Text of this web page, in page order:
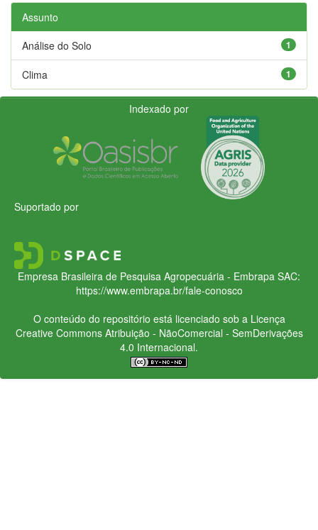
Assunto
1
Análise do Solo
1
Clima
Indexado por
Suportado por
Empresa Brasileira de Pesquisa Agropecuária - Embrapa SAC:
https://www.embrapa.br/fale-conosco
O conteúdo do repositório está licenciado sob a Licença
Creative CommonsAtribuição - NãoComercial - SemDerivações
4.0 Internacional.